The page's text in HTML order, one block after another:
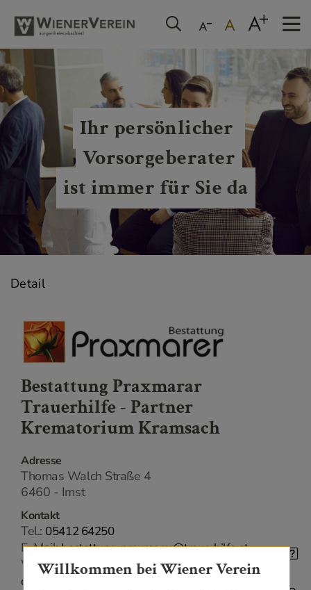
Ihr persönlicher
Vorsorgeberater
ist immer für Sie da
Detail
Bestattung Praxmarar
Trauerhilfe - Partner
Krematorium Kramsach
Adresse
Thomas Walch Straße 4
6460 - Imst
Kontakt
Tel.: 05412 64250
E-Mail:bestattung-praxmarer@trauerhilfe.at
Web:https://www.trauerhilfe.at/meinbestatter/2006?
cHash=690742872eee0a2d749c9535ee16e6a9
Willkommen bei Wiener Verein